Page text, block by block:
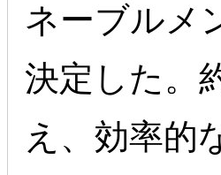
ネーブルメ
決定した。
え、効率的